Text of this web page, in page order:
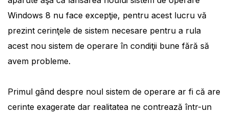
Windows 8 nu face excepţie, pentru acest lucru vă
prezint cerinţele de sistem necesare pentru a rula
acest nou sistem de operare în condiţii bune fără să
avem probleme.
Primul gând despre noul sistem de operare ar fi că are
cerinte exagerate dar realitatea ne contrează într-un